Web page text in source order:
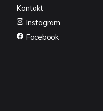
Kontakt
Instagram
Facebook